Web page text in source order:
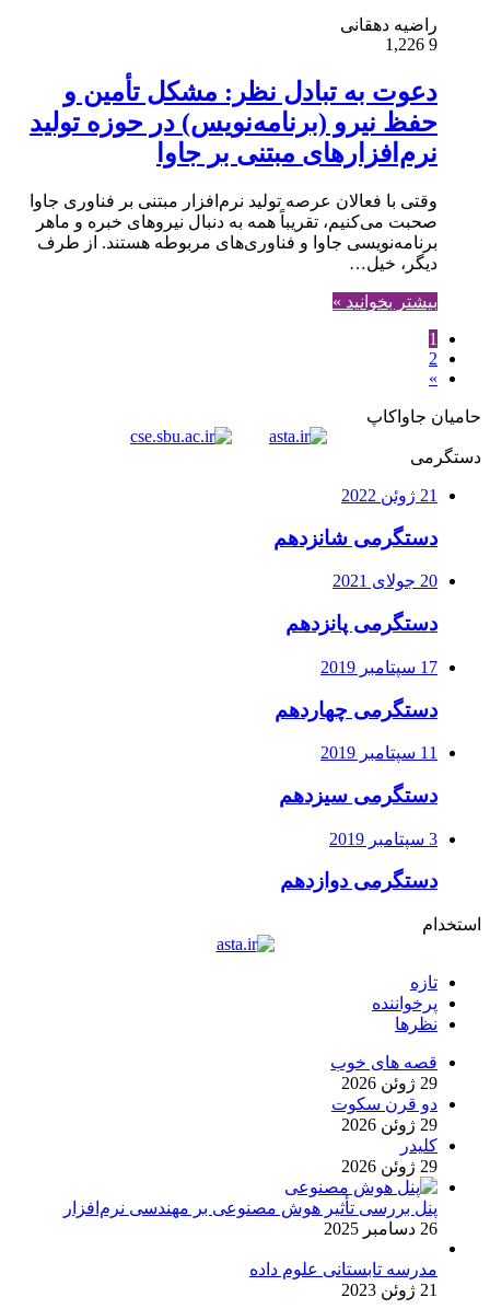
راضیه دهقانی
9
دعوت به تبادل نظر: مشکل تأمین و
حفظ نیرو (برنامه‌نویس) در حوزه تولید
نرم‌افزارهای مبتنی بر جاوا
وقتی با فعالان عرصه تولید نرم‌افزار مبتنی بر فناوری‌‎ جاوا
صحبت می‌کنیم، تقریباً همه به دنبال نیروهای خبره و ماهر
برنامه‌نویسی جاوا و فناوری‌های مربوطه هستند. از طرف
دیگر، خیل…
بیشتر بخوانید »
1
2
»
حامیان جاواکاپ
دستگرمی
21 ژوئن 2022
دستگرمی شانزدهم
20 جولای 2021
دستگرمی پانزدهم
17 سپتامبر 2019
دستگرمی چهاردهم
11 سپتامبر 2019
دستگرمی سیزدهم
3 سپتامبر 2019
دستگرمی دوازدهم
استخدام
تازه
پرخواننده
نظرها
قصه های خوب
29 ژوئن 2026
دو قرن سکوت
29 ژوئن 2026
کلیدر
29 ژوئن 2026
پنل بررسی تأثیر هوش مصنوعی بر مهندسی نرم‌افزار
26 دسامبر 2025
مدرسه تابستانی علوم داده
21 ژوئن 2023